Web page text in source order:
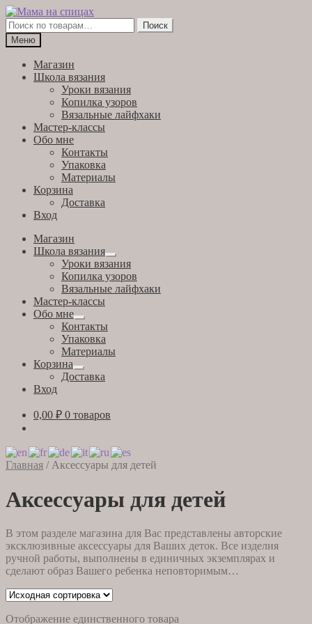
Перейти
к
навигации
Перейти
к
содержимому
Искать:
Поиск
Меню
Магазин
Школа вязания
Уроки вязания
Копилка узоров
Вязальные лайфхаки
Мастер-классы
Обо мне
Контакты
Упаковка
Материалы
Корзина
Доставка
Вход
Магазин
Школа вязания
Развернутое
вложенное
меню
Уроки вязания
Копилка узоров
Вязальные лайфхаки
Мастер-классы
Обо мне
Развернутое
вложенное
меню
Контакты
Упаковка
Материалы
Корзина
Развернутое
вложенное
Доставка
Вход
0,00 ₽ 0 товаров
Главная / Аксессуары для детей
Аксессуары для детей
В этом разделе магазина для Вас представлены авторские
эксклюзивные аксессуары для Ваших деток. Все изделия
ручной работы, выполнены в единичных экземплярах и
сделают образ Вашего ребенка неповторимым…
Отображение единственного товара